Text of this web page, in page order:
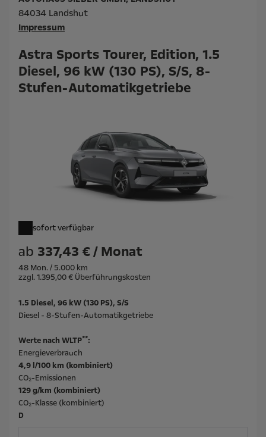
Astra Sports Tourer, Edition, 1.5
Diesel, 96 kW (130 PS), S/S, 8-
Stufen-Automatikgetriebe
sofort verfügbar
ab 337,43 € / Monat
48 Mon. / 5.000 km
zzgl. 1.395,00 € Überführungskosten
84034 Landshut
Impressum
1.5 Diesel, 96 kW (130 PS), S/S
Diesel - 8-Stufen-Automatikgetriebe
Werte nach WLTP**:
Energieverbrauch
4,9 l/100 km (kombiniert)
CO₂-Emissionen
129 g/km (kombiniert)
CO₂-Klasse (kombiniert)
D